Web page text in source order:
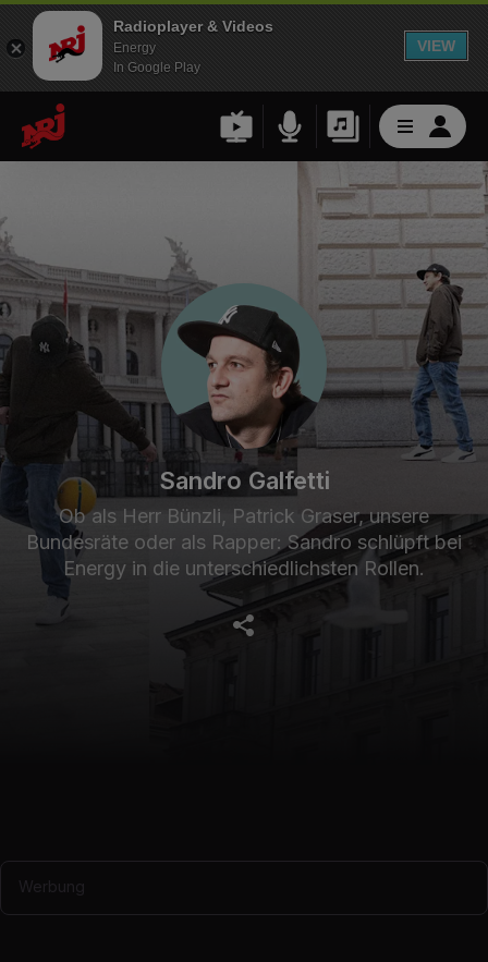
Radioplayer & Videos
Energy
In Google Play
VIEW
Sandro Galfetti
Ob als Herr Bünzli, Patrick Graser, unsere
Bundesräte oder als Rapper: Sandro schlüpft bei
Energy in die unterschiedlichsten Rollen.
Werbung